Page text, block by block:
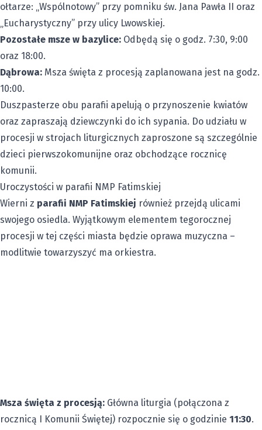
ołtarze: „Wspólnotowy” przy pomniku św. Jana Pawła II oraz
„Eucharystyczny” przy ulicy Lwowskiej.
Pozostałe msze w bazylice: Odbędą się o godz. 7:30, 9:00
oraz 18:00.
Dąbrowa: Msza święta z procesją zaplanowana jest na godz.
10:00.
Duszpasterze obu parafii apelują o przynoszenie kwiatów
oraz zapraszają dziewczynki do ich sypania. Do udziału w
procesji w strojach liturgicznych zaproszone są szczególnie
dzieci pierwszokomunijne oraz obchodzące rocznicę
komunii.
Uroczystości w parafii NMP Fatimskiej
Wierni z parafii NMP Fatimskiej również przejdą ulicami
swojego osiedla. Wyjątkowym elementem tegorocznej
procesji w tej części miasta będzie oprawa muzyczna –
modlitwie towarzyszyć ma orkiestra.
Msza święta z procesją: Główna liturgia (połączona z
rocznicą I Komunii Świętej) rozpocznie się o godzinie 11:30.